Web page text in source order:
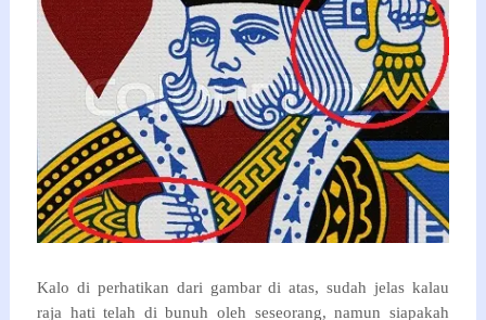
Kalo di perhatikan dari gambar di atas, sudah jelas kalau
raja hati telah di bunuh oleh seseorang, namun siapakah